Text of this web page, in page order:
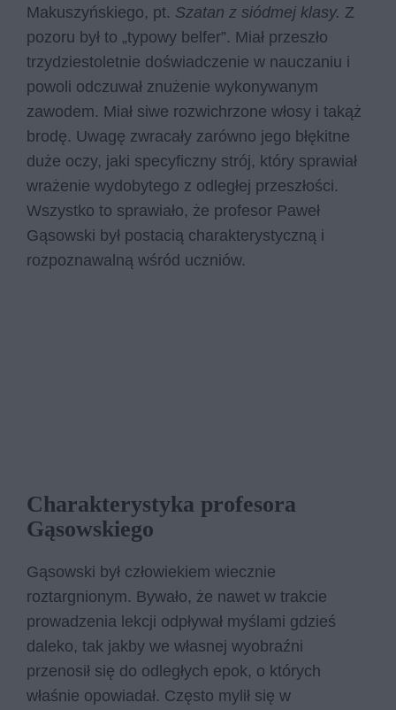
Makuszyńskiego, pt. Szatan z siódmej klasy. Z
pozoru był to „typowy belfer”. Miał przeszło
trzydziestoletnie doświadczenie w nauczaniu i
powoli odczuwał znużenie wykonywanym
zawodem. Miał siwe rozwichrzone włosy i takąż
brodę. Uwagę zwracały zarówno jego błękitne
duże oczy, jaki specyficzny strój, który sprawiał
wrażenie wydobytego z odległej przeszłości.
Wszystko to sprawiało, że profesor Paweł
Gąsowski był postacią charakterystyczną i
rozpoznawalną wśród uczniów.
Charakterystyka profesora
Gąsowskiego
Gąsowski był człowiekiem wiecznie
roztargnionym. Bywało, że nawet w trakcie
prowadzenia lekcji odpływał myślami gdzieś
daleko, tak jakby we własnej wyobraźni
przenosił się do odległych epok, o których
właśnie opowiadał. Często mylił się w